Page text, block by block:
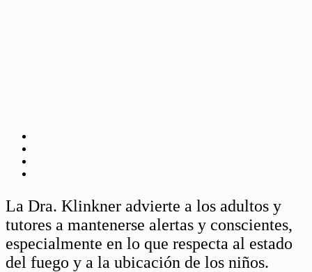
La Dra. Klinkner advierte a los adultos y
tutores a mantenerse alertas y conscientes,
especialmente en lo que respecta al estado
del fuego y a la ubicación de los niños.